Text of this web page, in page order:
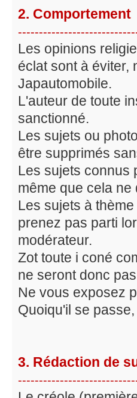
2. Comportement
Les opinions
éclat sont à éviter,
Japautomobile.
L'auteur de toute
sanctionné.
Les sujets ou
être supprimés
Les sujets connus
même que cela ne
Les sujets à
prenez pas parti
modérateur.
Zot toute i coné
ne seront donc
Ne vous exposez
Quoiqu'il se
3. Rédaction de